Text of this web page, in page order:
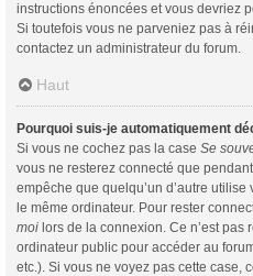
instructions énoncées et vous devriez
Si toutefois vous ne parveniez pas à
contactez un administrateur du forum.
Haut
Pourquoi suis-je automatiquement
Si vous ne cochez pas la case Se
vous ne resterez connecté que
empêche que quelqu’un d’autre
le même ordinateur. Pour rester
moi lors de la connexion. Ce n’est
ordinateur public pour accéder au
etc.). Si vous ne voyez pas cette case,